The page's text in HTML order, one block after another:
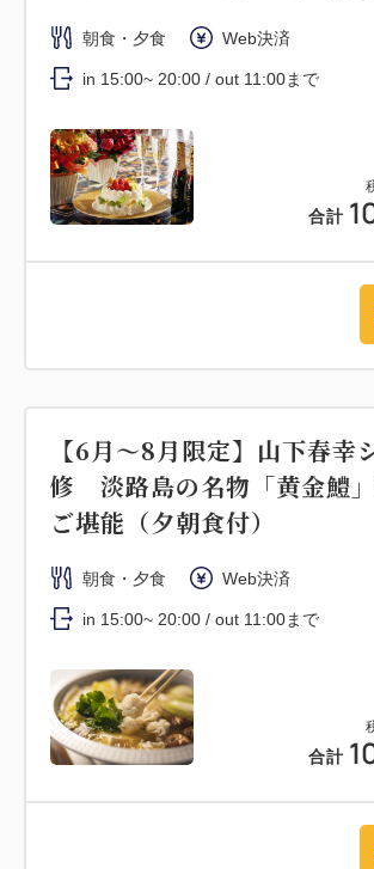
合計
朝食・夕食 Web決済
in 15:00~ 20:00 / out 11:00まで
合計
【6月～8月限定】山下春幸
修 淡路島の名物「黄金鱧
ご堪能（夕朝食付）
朝食・夕食 Web決済
in 15:00~ 20:00 / out 11:00まで